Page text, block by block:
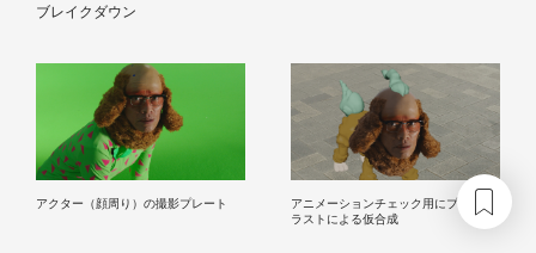
ブレイクダウン
アクター（顔周り）の撮影プレート
アニメーションチェック用にプレイブ
ラストによる仮合成